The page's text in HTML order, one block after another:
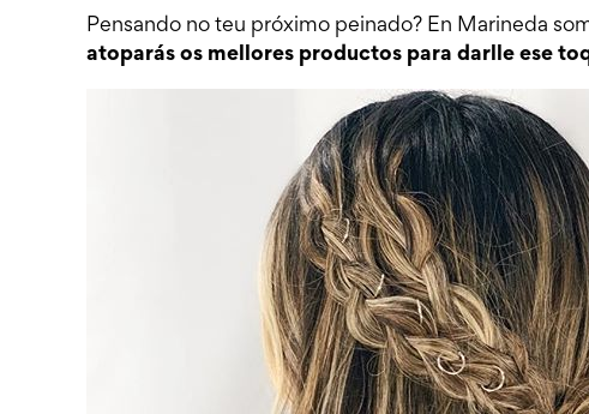
Pensando no teu próximo peinado? En Marineda
atoparás os mellores productos para darlle ese